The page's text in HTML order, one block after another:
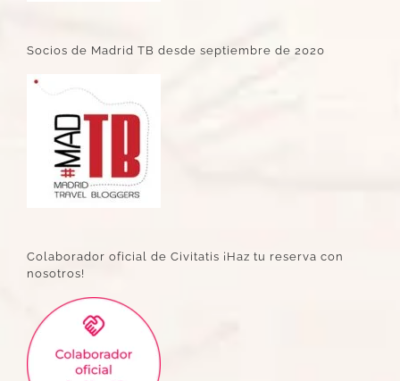
Socios de Madrid TB desde septiembre de 2020
Colaborador oficial de Civitatis ¡Haz tu reserva con
nosotros!